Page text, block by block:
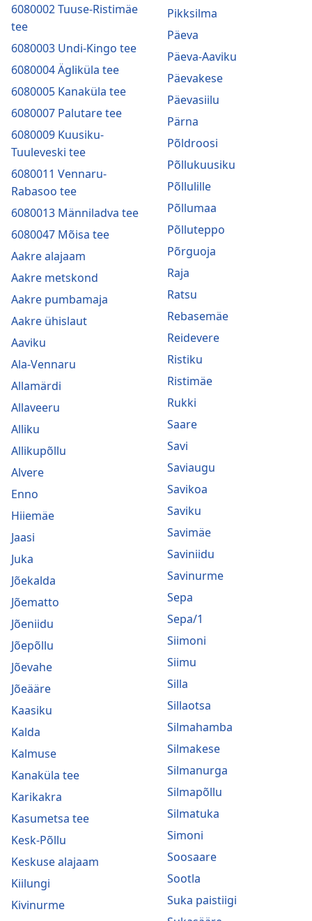
6080002 Tuuse-Ristimäe
tee
6080003 Undi-Kingo tee
6080004 Ägliküla tee
6080005 Kanaküla tee
6080007 Palutare tee
6080009 Kuusiku-
Tuuleveski tee
6080011 Vennaru-
Rabasoo tee
6080013 Männiladva tee
6080047 Mõisa tee
Aakre alajaam
Aakre metskond
Aakre pumbamaja
Aakre ühislaut
Aaviku
Ala-Vennaru
Allamärdi
Allaveeru
Alliku
Allikupõllu
Alvere
Enno
Hiiemäe
Jaasi
Juka
Jõekalda
Jõematto
Jõeniidu
Jõepõllu
Jõevahe
Jõeääre
Kaasiku
Kalda
Kalmuse
Kanaküla tee
Karikakra
Kasumetsa tee
Kesk-Põllu
Keskuse alajaam
Kiilungi
Kivinurme
Pikksilma
Päeva
Päeva-Aaviku
Päevakese
Päevasiilu
Pärna
Põldroosi
Põllukuusiku
Põllulille
Põllumaa
Põlluteppo
Põrguoja
Raja
Ratsu
Rebasemäe
Reidevere
Ristiku
Ristimäe
Rukki
Saare
Savi
Saviaugu
Savikoa
Saviku
Savimäe
Saviniidu
Savinurme
Sepa
Sepa/1
Siimoni
Siimu
Silla
Sillaotsa
Silmahamba
Silmakese
Silmanurga
Silmapõllu
Silmatuka
Simoni
Soosaare
Sootla
Suka paistiigi